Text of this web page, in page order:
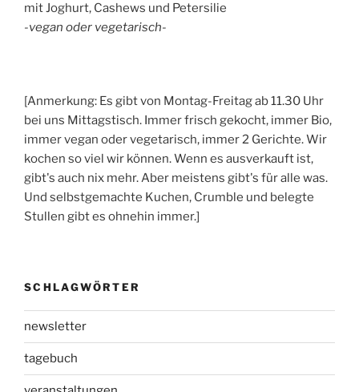
mit Joghurt, Cashews und Petersilie
-vegan oder vegetarisch-
[Anmerkung: Es gibt von Montag-Freitag ab 11.30 Uhr
bei uns Mittagstisch. Immer frisch gekocht, immer Bio,
immer vegan oder vegetarisch, immer 2 Gerichte. Wir
kochen so viel wir können. Wenn es ausverkauft ist,
gibt's auch nix mehr. Aber meistens gibt's für alle was.
Und selbstgemachte Kuchen, Crumble und belegte
Stullen gibt es ohnehin immer.]
SCHLAGWÖRTER
newsletter
tagebuch